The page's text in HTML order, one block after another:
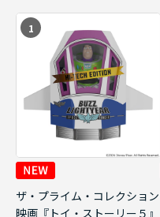
1
ザ・プライム・コレクション
映画『トイ・ストーリー５』